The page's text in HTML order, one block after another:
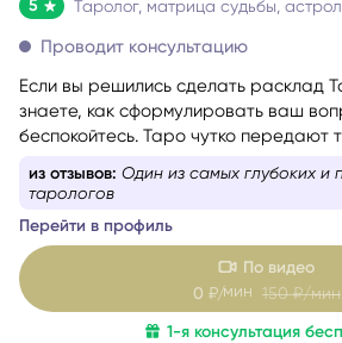
5 Таролог, матрица судьбы,
Проводит консультацию
Если вы решились сделать расклад
знаете, как сформулировать ваш
беспокойтесь. Таро чутко передают
из отзывов: Так глубоко как Инга еще
заглядывал в суть
Перейти в профиль
По видео
0 ₽/мин150 ₽/мин
1-я консультация